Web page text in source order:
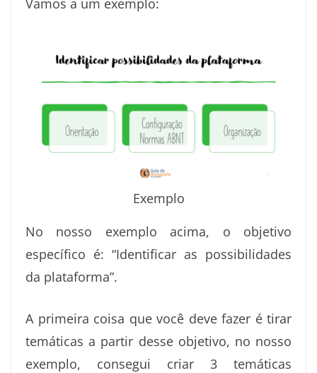
Vamos a um exemplo:
Exemplo
No nosso exemplo acima, o objetivo
específico é: “Identificar as possibilidades
da plataforma”.
A primeira coisa que você deve fazer é tirar
temáticas a partir desse objetivo, no nosso
exemplo, consegui criar 3 temáticas